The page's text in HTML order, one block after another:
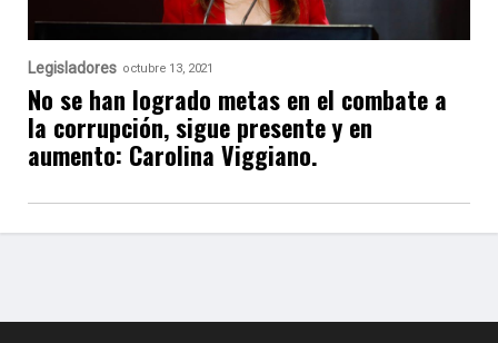
Legisladores octubre 13, 2021
No se han logrado metas en el combate a
la corrupción, sigue presente y en
aumento: Carolina Viggiano.